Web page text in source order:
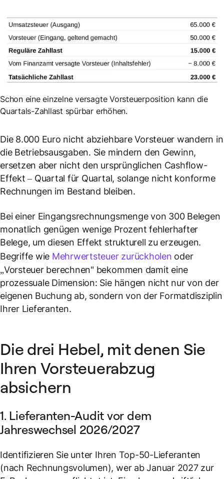
Schon eine einzelne versagte Vorsteuerposition kann die
Quartals-Zahllast spürbar erhöhen.
Die 8.000 Euro nicht abziehbare Vorsteuer wandern in
die Betriebsausgaben. Sie mindern den Gewinn,
ersetzen aber nicht den ursprünglichen Cashflow-
Effekt – Quartal für Quartal, solange nicht konforme
Rechnungen im Bestand bleiben.
Bei einer Eingangsrechnungsmenge von 300 Belegen
monatlich genügen wenige Prozent fehlerhafter
Belege, um diesen Effekt strukturell zu erzeugen.
Begriffe wie Mehrwertsteuer zurückholen oder
„Vorsteuer berechnen" bekommen damit eine
prozessuale Dimension: Sie hängen nicht nur von der
eigenen Buchung ab, sondern von der Formatdisziplin
Ihrer Lieferanten.
Die drei Hebel, mit denen Sie
Ihren Vorsteuerabzug
absichern
1. Lieferanten-Audit vor dem
Jahreswechsel 2026/2027
Identifizieren Sie unter Ihren Top-50-Lieferanten
(nach Rechnungsvolumen), wer ab Januar 2027 zur